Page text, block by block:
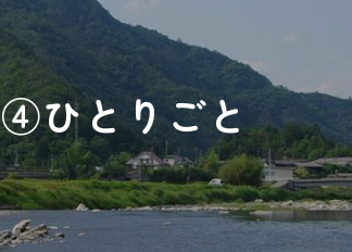
④ひとりごと